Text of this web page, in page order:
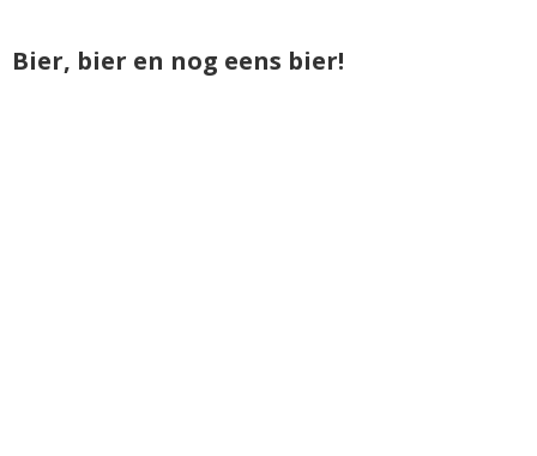
Bier, bier en nog eens bier!